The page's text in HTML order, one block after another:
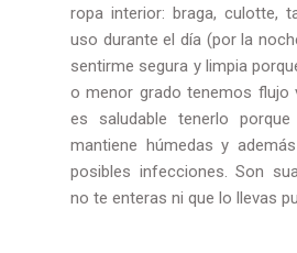
ropa interior: braga, culotte,
uso durante el día (por la
sentirme segura y limpia
o menor grado tenemos flujo
es saludable tenerlo
mantiene húmedas y
posibles infecciones. Son
no te enteras ni que lo llevas